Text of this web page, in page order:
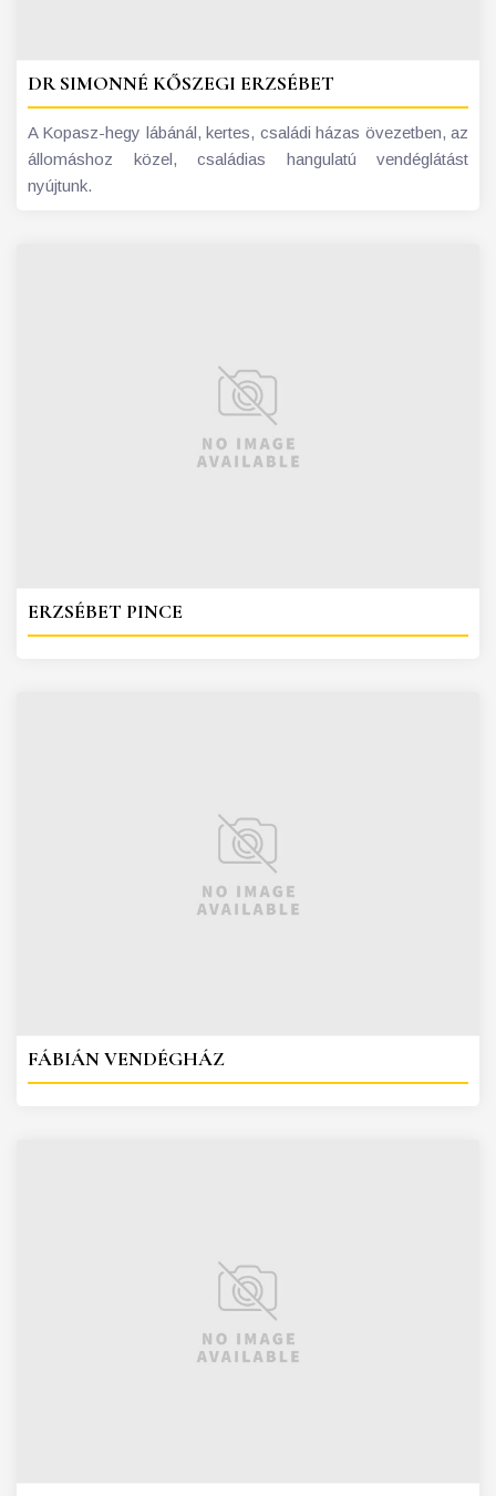
DR SIMONNÉ KŐSZEGI ERZSÉBET
A Kopasz-hegy lábánál, kertes, családi házas övezetben, az
állomáshoz közel, családias hangulatú vendéglátást
nyújtunk.
ERZSÉBET PINCE
FÁBIÁN VENDÉGHÁZ